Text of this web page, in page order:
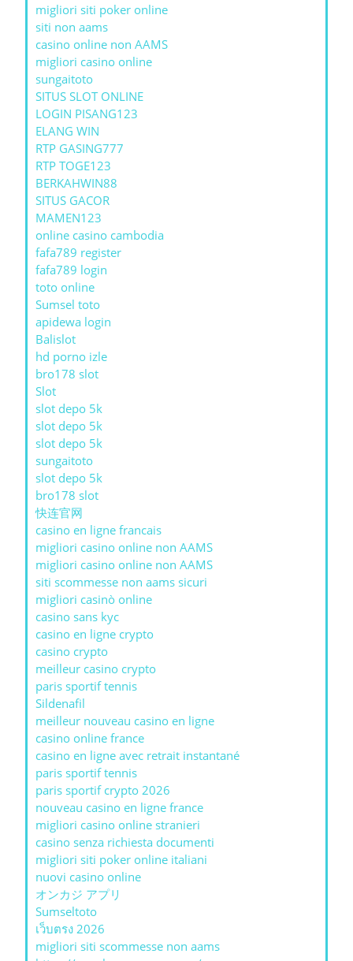
migliori siti poker online
siti non aams
casino online non AAMS
migliori casino online
sungaitoto
SITUS SLOT ONLINE
LOGIN PISANG123
ELANG WIN
RTP GASING777
RTP TOGE123
BERKAHWIN88
SITUS GACOR
MAMEN123
online casino cambodia
fafa789 register
fafa789 login
toto online
Sumsel toto
apidewa login
Balislot
hd porno izle
bro178 slot
Slot
slot depo 5k
slot depo 5k
slot depo 5k
sungaitoto
slot depo 5k
bro178 slot
快连官网
casino en ligne francais
migliori casino online non AAMS
migliori casino online non AAMS
siti scommesse non aams sicuri
migliori casinò online
casino sans kyc
casino en ligne crypto
casino crypto
meilleur casino crypto
paris sportif tennis
Sildenafil
meilleur nouveau casino en ligne
casino online france
casino en ligne avec retrait instantané
paris sportif tennis
paris sportif crypto 2026
nouveau casino en ligne france
migliori casino online stranieri
casino senza richiesta documenti
migliori siti poker online italiani
nuovi casino online
オンカジ アプリ
Sumseltoto
เว็บตรง 2026
migliori siti scommesse non aams